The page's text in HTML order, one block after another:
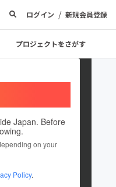
ログイン / 新規会員登録
プロジェクトをさがす
Japan. Before
on your
Policy.